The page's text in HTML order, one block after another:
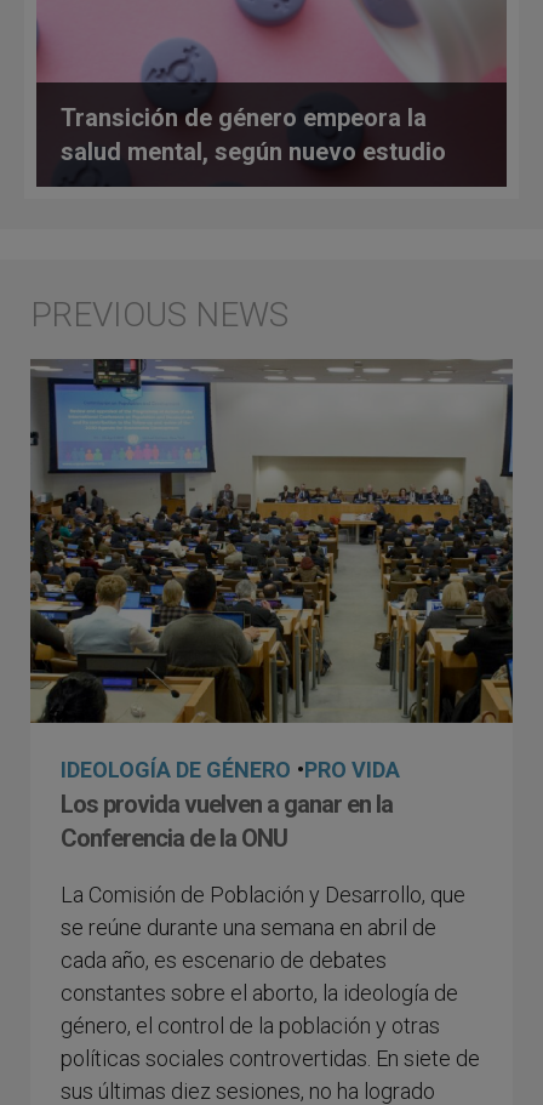
Transición de género empeora la
salud mental, según nuevo estudio
IDEOLOGÍA DE GÉNERO •PRO VIDA
Los provida vuelven a ganar en la
Conferencia de la ONU
La Comisión de Población y Desarrollo, que
se reúne durante una semana en abril de
cada año, es escenario de debates
constantes sobre el aborto, la ideología de
género, el control de la población y otras
políticas sociales controvertidas. En siete de
sus últimas diez sesiones, no ha logrado